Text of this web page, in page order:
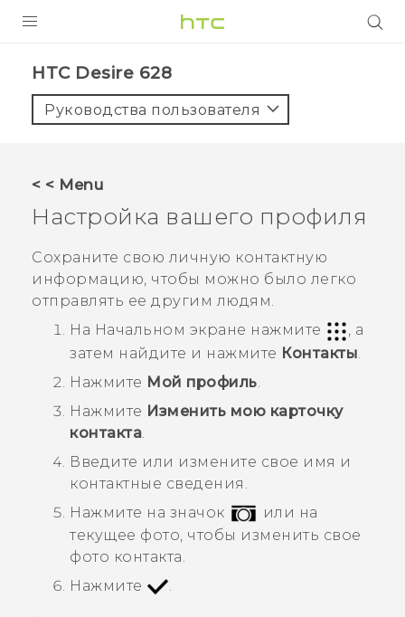
5G
ПОДДЕРЖКА
HTC Desire 628‎
Руководства пользователя
< < Menu
Настройка вашего профиля
Сохраните свою личную контактную
информацию, чтобы можно было легко
отправлять ее другим людям.
На Начальном экране нажмите
, а
затем найдите и нажмите Контакты
Нажмите Мой профиль
Нажмите Изменить мою карточку
контакта
Введите или измените свое имя и
контактные сведения.
Нажмите на значок
или на
текущее фото, чтобы изменить свое
фото контакта.
Нажмите
.